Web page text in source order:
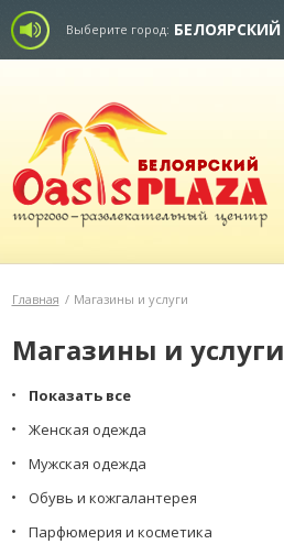
Выберите город: БЕЛОЯРСКИЙ
Главная / Магазины и услуги
Магазины и услуги
Показать все
Женская одежда
Мужская одежда
Обувь и кожгалантерея
Парфюмерия и косметика